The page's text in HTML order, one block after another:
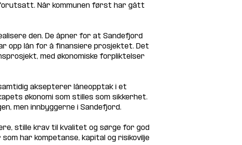
Når kommunen først har gått
den. De åpner for at Sandefjord
opp lån for å finansiere prosjektet. Det
med økonomiske forpliktelser
aksepterer låneopptak i et
økonomi som stilles som sikkerhet.
men innbyggerne i Sandefjord.
stille krav til kvalitet og sørge for god
har kompetanse, kapital og risikovilje